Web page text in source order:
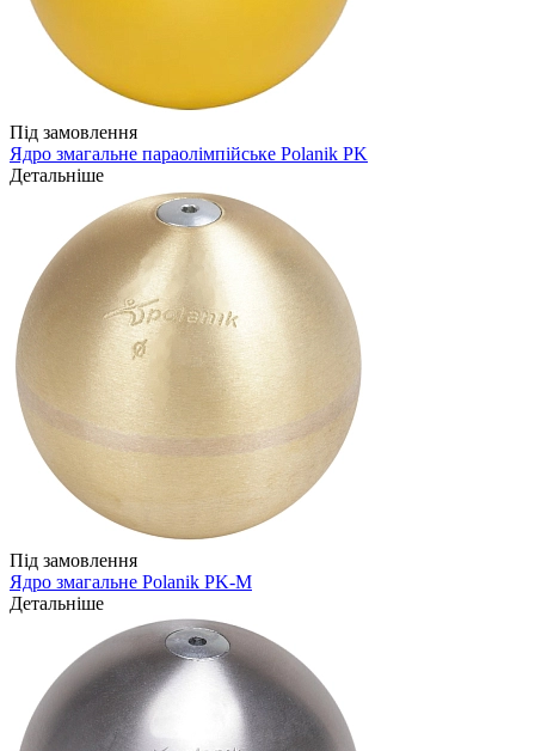
Під замовлення
Ядро змагальне параолімпійське Polanik PK
Детальніше
Під замовлення
Ядро змагальне Polanik PK-M
Детальніше